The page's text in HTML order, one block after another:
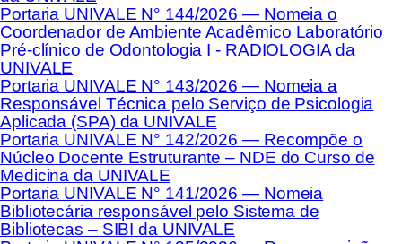
Portaria UNIVALE N° 144/2026 — Nomeia o
Coordenador de Ambiente Acadêmico Laboratório
Pré-clínico de Odontologia I - RADIOLOGIA da
UNIVALE
Portaria UNIVALE N° 143/2026 — Nomeia a
Responsável Técnica pelo Serviço de Psicologia
Aplicada (SPA) da UNIVALE
Portaria UNIVALE N° 142/2026 — Recompõe o
Núcleo Docente Estruturante – NDE do Curso de
Medicina da UNIVALE
Portaria UNIVALE N° 141/2026 — Nomeia
Bibliotecária responsável pelo Sistema de
Bibliotecas – SIBI da UNIVALE